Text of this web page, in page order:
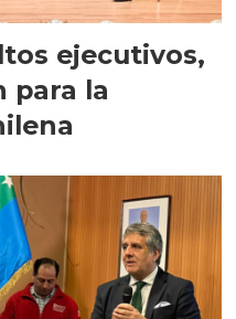
ejecutivos,
para la